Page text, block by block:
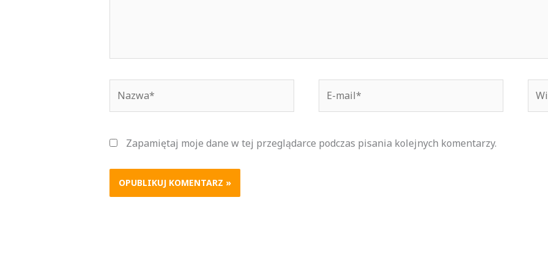
mail*
Zapamiętaj moje dane w tej przeglądarce podczas pisania kolejnych komentarzy.